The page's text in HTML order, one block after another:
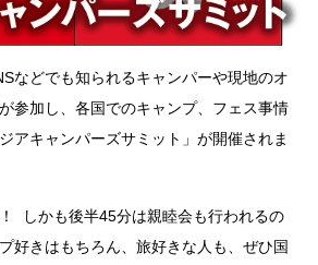
などでも知られるキャンパーや現地のオ
参加し、各国でのキャンプ、フェス事情
アキャンパーズサミット」が開催されま
しかも後半45分は親睦会も行われるの
好きはもちろん、旅好きな人も、ぜひ国